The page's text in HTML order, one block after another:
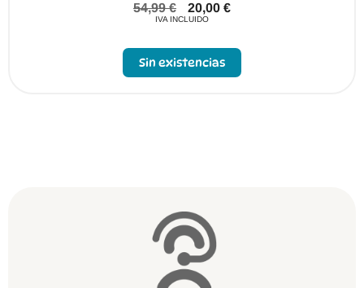
54,99€ 20,00 €
IVA INCLUIDO
Sin existencias